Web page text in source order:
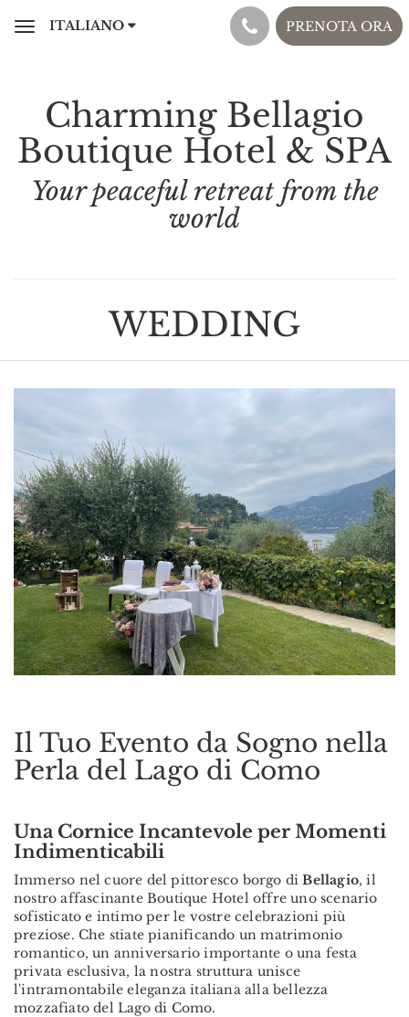
ToggleITALIANO PRENOTA ORA
Charming Bellagio
Boutique Hotel & SPA
Your peaceful retreat from the
world
WEDDING
Il Tuo Evento da Sogno nella
Perla del Lago di Como
Una Cornice Incantevole per Momenti
Indimenticabili
Immerso nel cuore del pittoresco borgo diBellagio, il
nostro affascinante Boutique Hotel offre uno scenario
sofisticato e intimo per le vostre celebrazioni più
preziose. Che stiate pianificando un matrimonio
romantico, un anniversario importante o una festa
privata esclusiva, la nostra struttura unisce
l'intramontabile eleganza italiana alla bellezza
mozzafiato del Lago di Como.